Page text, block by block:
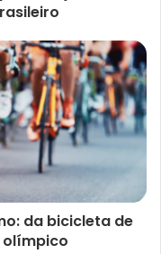
da bicicleta de